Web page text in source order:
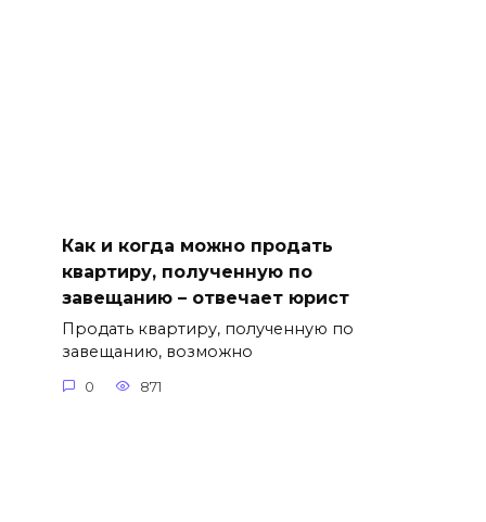
Как и когда можно продать
квартиру, полученную по
завещанию – отвечает юрист
Продать квартиру, полученную по
завещанию, возможно
0 871